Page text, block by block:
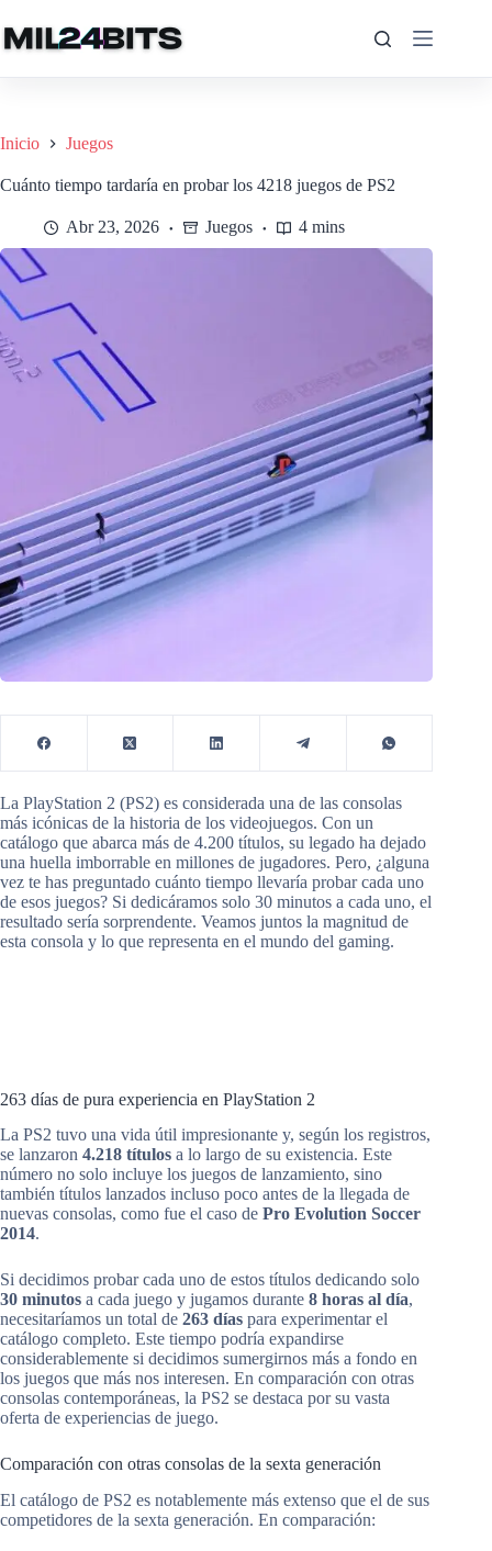
al
contenido
Inicio Juegos
Cuánto tiempo tardaría en probar los 4218 juegos de PS2
Abr 23, 2026 Juegos 4 mins
La PlayStation 2 (PS2) es considerada una de las consolas
más icónicas de la historia de los videojuegos. Con un
catálogo que abarca más de 4.200 títulos, su legado ha dejado
una huella imborrable en millones de jugadores. Pero, ¿alguna
vez te has preguntado cuánto tiempo llevaría probar cada uno
de esos juegos? Si dedicáramos solo 30 minutos a cada uno, el
resultado sería sorprendente. Veamos juntos la magnitud de
esta consola y lo que representa en el mundo del gaming.
263 días de pura experiencia en PlayStation 2
La PS2 tuvo una vida útil impresionante y, según los registros,
se lanzaron 4.218 títulos a lo largo de su existencia. Este
número no solo incluye los juegos de lanzamiento, sino
también títulos lanzados incluso poco antes de la llegada de
nuevas consolas, como fue el caso de Pro Evolution Soccer
2014.
Si decidimos probar cada uno de estos títulos dedicando solo
30 minutos a cada juego y jugamos durante 8 horas al día,
necesitaríamos un total de 263 días para experimentar el
catálogo completo. Este tiempo podría expandirse
considerablemente si decidimos sumergirnos más a fondo en
los juegos que más nos interesen. En comparación con otras
consolas contemporáneas, la PS2 se destaca por su vasta
oferta de experiencias de juego.
Comparación con otras consolas de la sexta generación
El catálogo de PS2 es notablemente más extenso que el de sus
competidores de la sexta generación. En comparación: